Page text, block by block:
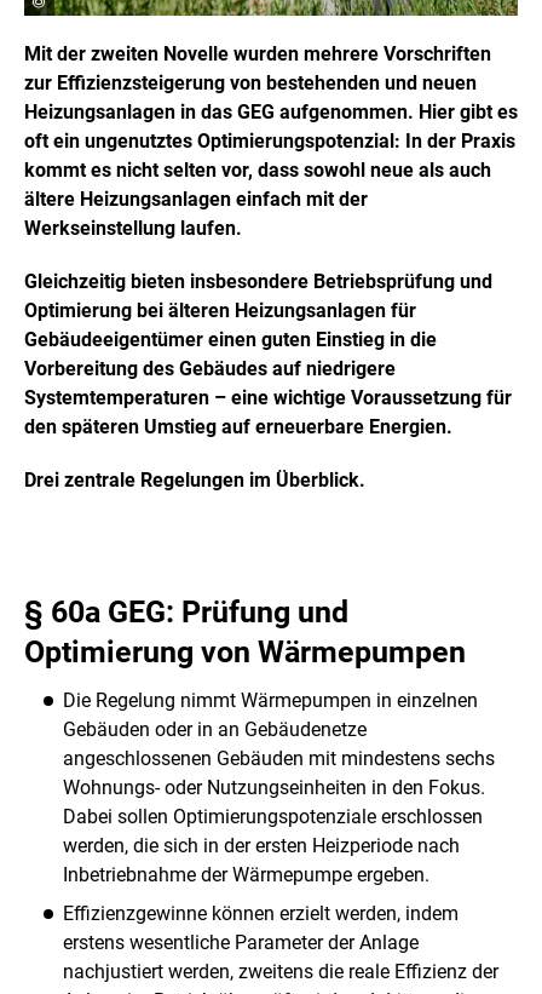
Mit der zweiten Novelle wurden mehrere Vorschriften
zur Effizienzsteigerung von bestehenden und neuen
Heizungsanlagen in das GEG aufgenommen. Hier gibt es
oft ein ungenutztes Optimierungspotenzial: In der Praxis
kommt es nicht selten vor, dass sowohl neue als auch
ältere Heizungsanlagen einfach mit der
Werkseinstellung laufen.
Gleichzeitig bieten insbesondere Betriebsprüfung und
Optimierung bei älteren Heizungsanlagen für
Gebäudeeigentümer einen guten Einstieg in die
Vorbereitung des Gebäudes auf niedrigere
Systemtemperaturen – eine wichtige Voraussetzung für
den späteren Umstieg auf erneuerbare Energien.
Drei zentrale Regelungen im Überblick.
§ 60a GEG: Prüfung und
Optimierung von Wärmepumpen
Die Regelung nimmt Wärmepumpen in einzelnen
Gebäuden oder in an Gebäudenetze
angeschlossenen Gebäuden mit mindestens sechs
Wohnungs- oder Nutzungseinheiten in den Fokus.
Dabei sollen Optimierungspotenziale erschlossen
werden, die sich in der ersten Heizperiode nach
Inbetriebnahme der Wärmepumpe ergeben.
Effizienzgewinne können erzielt werden, indem
erstens wesentliche Parameter der Anlage
nachjustiert werden, zweitens die reale Effizienz der